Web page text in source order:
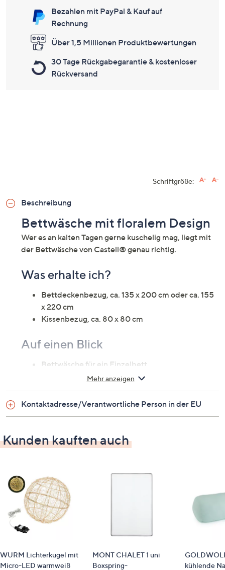
Bezahlen mit PayPal & Kauf auf
Rechnung
Über 1,5 Millionen Produktbewertungen
30 Tage Rückgabegarantie & kostenloser
Rückversand
Schriftgröße:
Beschreibung
Bettwäsche mit floralem Design
Wer es an kalten Tagen gerne kuschelig mag, liegt mit
der Bettwäsche von Castell® genau richtig.
Was erhalte ich?
Bettdeckenbezug, ca. 135 x 200 cm oder ca. 155
x 220 cm
Kissenbezug, ca. 80 x 80 cm
Auf einen Blick
Bettwäsche für ein Einzelbett
Baumwoll Feinbiber
Design: floraler Blütendruck
hautsympathisch
Material
Pflege
Maschinenwäsche
Identifikationsnummer
GTIN: 4053855486563
Mehr anzeigen
Kontaktadresse/Verantwortliche Person in der EU
Kunden kauften auch
WURM Lichterkugel mit
Micro-LED warmweiß
MONT CHALET 1 uni
Boxspring-
kühlende